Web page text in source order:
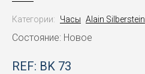
Категории: Часы Alain Silberstein
Состояние: Новое
REF: BK 73